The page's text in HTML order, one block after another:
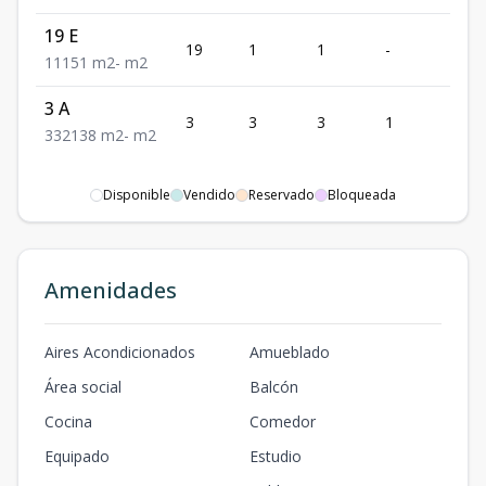
19 E
1 1 1 51 m2- m2
19 1 1 -
3 A
332138 m2- m2
3 3 3 1
Disponible Vendido Reservado Bloqueada
Amenidades
Aires Acondicionados
Amueblado
Área social
Balcón
Cocina
Comedor
Equipado
Estudio